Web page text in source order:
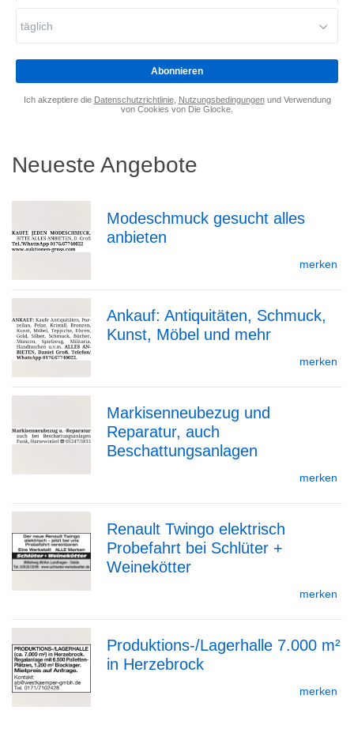
Adresse
*
täglich
Abonnieren
Ich akzeptiere die Datenschutzrichtlinie, Nutzungsbedingungenund Verwendung
von Cookies von Die Glocke.
Neueste Angebote
zur
Detailseite
Modeschmuck gesucht alles
anbieten
merken
zur
Detailseite
Ankauf: Antiquitäten, Schmuck,
Kunst, Möbel und mehr
merken
zur
Detailseite
Markisenneubezug und
Reparatur, auch
Beschattungsanlagen
merken
zur
Detailseite
Renault Twingo elektrisch
Probefahrt bei Schlüter +
Weinekötter
merken
Produktions-/Lagerhalle 7.000 m²
in Herzebrock
merken